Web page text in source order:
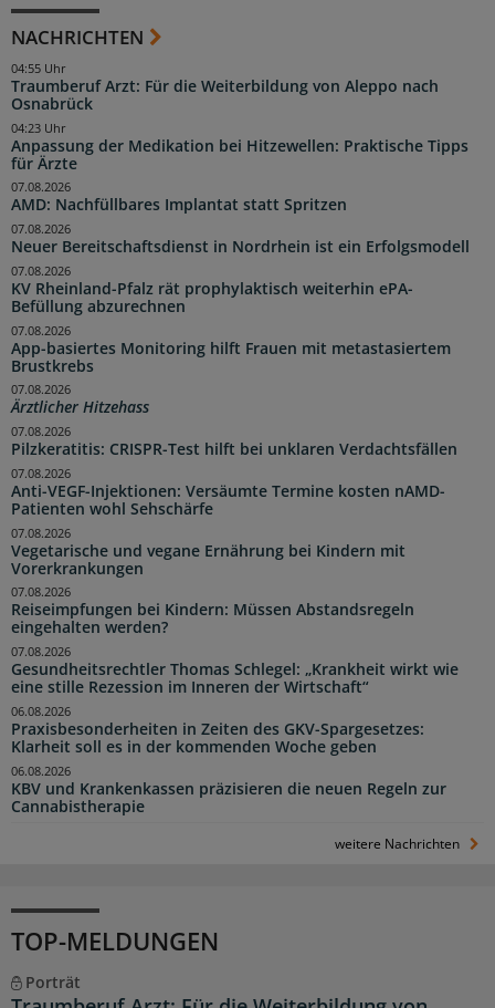
NACHRICHTEN
Traumberuf Arzt: Für die Weiterbildung von Aleppo nach
Osnabrück
04:55 Uhr
Anpassung der Medikation bei Hitzewellen: Praktische Tipps
für Ärzte
04:23 Uhr
AMD: Nachfüllbares Implantat statt Spritzen
07.08.2026
Neuer Bereitschaftsdienst in Nordrhein ist ein Erfolgsmodell
07.08.2026
KV Rheinland-Pfalz rät prophylaktisch weiterhin ePA-
Befüllung abzurechnen
07.08.2026
App-basiertes Monitoring hilft Frauen mit metastasiertem
Brustkrebs
07.08.2026
Ärztlicher Hitzehass
07.08.2026
Pilzkeratitis: CRISPR-Test hilft bei unklaren Verdachtsfällen
07.08.2026
Anti-VEGF-Injektionen: Versäumte Termine kosten nAMD-
Patienten wohl Sehschärfe
07.08.2026
Vegetarische und vegane Ernährung bei Kindern mit
Vorerkrankungen
07.08.2026
Reiseimpfungen bei Kindern: Müssen Abstandsregeln
eingehalten werden?
07.08.2026
Gesundheitsrechtler Thomas Schlegel: „Krankheit wirkt wie
eine stille Rezession im Inneren der Wirtschaft“
07.08.2026
Praxisbesonderheiten in Zeiten des GKV-Spargesetzes:
Klarheit soll es in der kommenden Woche geben
06.08.2026
KBV und Krankenkassen präzisieren die neuen Regeln zur
Cannabistherapie
06.08.2026
weitere Nachrichten
TOP-MELDUNGEN
Porträt